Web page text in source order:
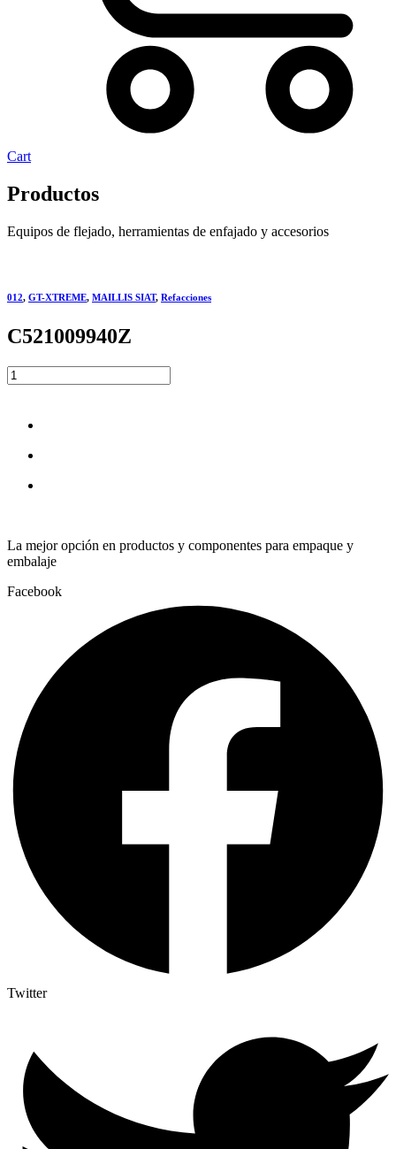
Cart
Productos
Equipos de flejado, herramientas de enfajado y accesorios
012, GT-XTREME, MAILLIS SIAT, Refacciones
C521009940Z
C521009940Z
quantity
La mejor opción en productos y componentes para empaque y
embalaje
Facebook
Twitter